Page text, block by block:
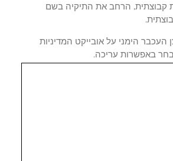
הרחב את התיקיה בשם
על אובייקט המדיניות
עריכה.